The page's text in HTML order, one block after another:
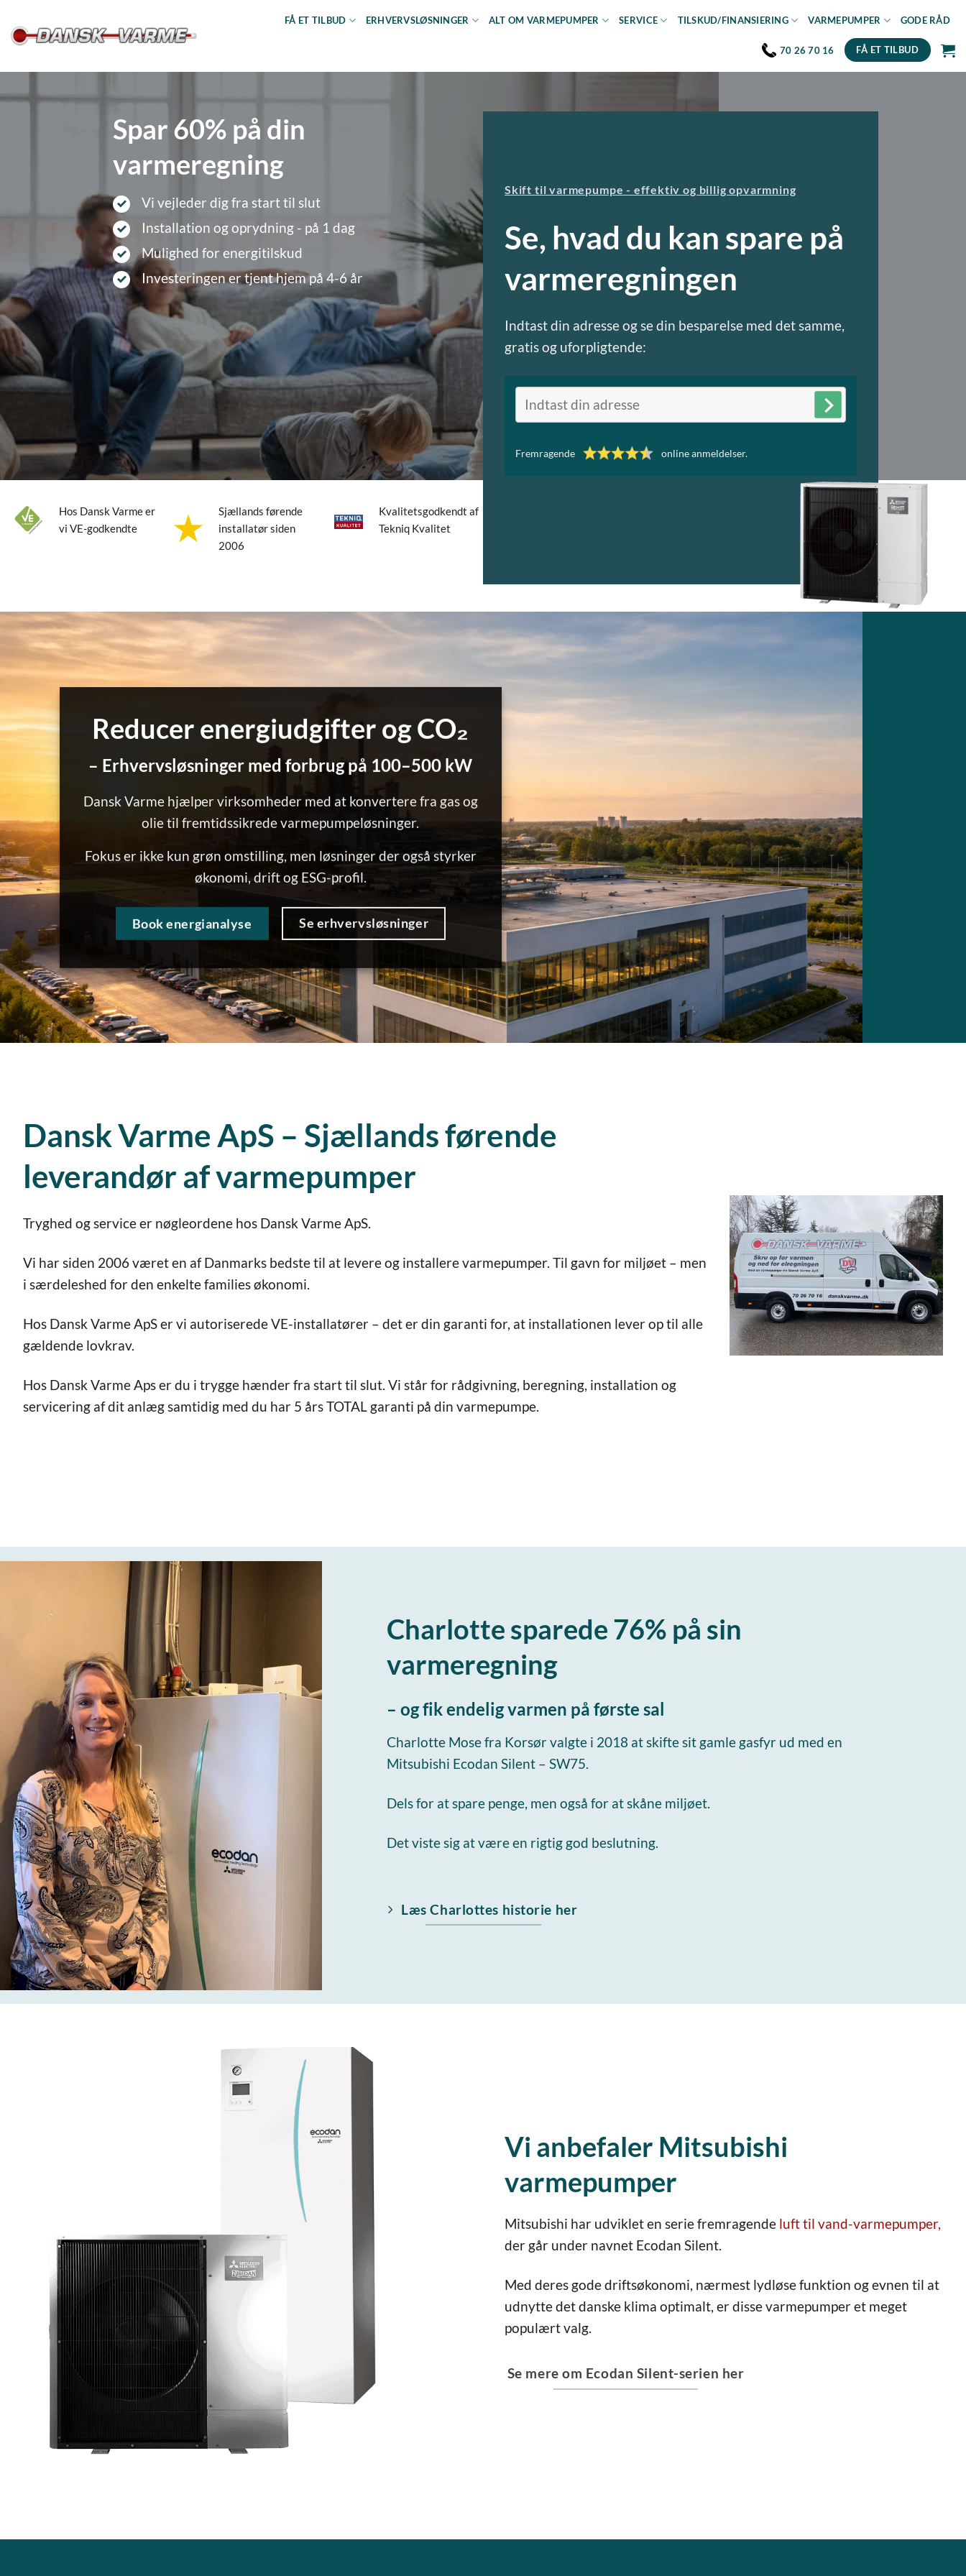
til
FÅ ET TILBUD ERHVERVSLØSNINGER ALT OM VARMEPUMPER SERVICE TILSKUD/FINANSIERING VARMEPUMPER GODE RÅD
70 26 70 16 FÅ ET TILBUD
Spar 60% på din
varmeregning
Vi vejleder dig fra start til slut
Installation og oprydning - på 1 dag
Mulighed for energitilskud
Investeringen er tjent hjem på 4-6 år
Skift til varmepumpe - effektiv og billig opvarmning
Se, hvad du kan spare på
varmeregningen
Indtast din adresse og se din besparelse med det samme,
gratis og uforpligtende:
NÆSTE
Fremragende online anmeldelser.
Hos Dansk Varme er
vi VE-godkendte
Sjællands førende
installatør siden
2006
Kvalitetsgodkendt af
Tekniq Kvalitet
Reducer energiudgifter og CO₂
– Erhvervsløsninger med forbrug på 100–500 kW
Dansk Varme hjælper virksomheder med at konvertere fra gas og
olie til fremtidssikrede varmepumpeløsninger.
Fokus er ikke kun grøn omstilling, men løsninger der også styrker
økonomi, drift og ESG-profil.
Book energianalyse Se erhvervsløsninger
Dansk Varme ApS – Sjællands førende
leverandør af varmepumper
Tryghed og service er nøgleordene hos Dansk Varme ApS.
Vi har siden 2006 været en af Danmarks bedste til at levere og installere varmepumper. Til gavn for miljøet – men
i særdeleshed for den enkelte families økonomi.
Hos Dansk Varme ApS er vi autoriserede VE-installatører – det er din garanti for, at installationen lever op til alle
gældende lovkrav.
Hos Dansk Varme Aps er du i trygge hænder fra start til slut. Vi står for rådgivning, beregning, installation og
servicering af dit anlæg samtidig med du har 5 års TOTAL garanti på din varmepumpe.
Charlotte sparede 76% på sin
varmeregning
– og fik endelig varmen på første sal
Charlotte Mose fra Korsør valgte i 2018 at skifte sit gamle gasfyr ud med en
Mitsubishi Ecodan Silent – SW75.
Dels for at spare penge, men også for at skåne miljøet.
Det viste sig at være en rigtig god beslutning.
Læs Charlottes historie her
Vi anbefaler Mitsubishi
varmepumper
Mitsubishi har udviklet en serie fremragende luft til vand-varmepumper,
der går under navnet Ecodan Silent.
Med deres gode driftsøkonomi, nærmest lydløse funktion og evnen til at
udnytte det danske klima optimalt, er disse varmepumper et meget
populært valg.
Se mere om Ecodan Silent-serien her